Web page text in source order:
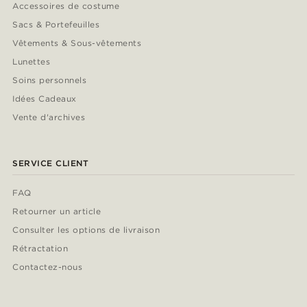
Accessoires de costume
Sacs & Portefeuilles
Vêtements & Sous-vêtements
Lunettes
Soins personnels
Idées Cadeaux
Vente d'archives
SERVICE CLIENT
FAQ
Retourner un article
Consulter les options de livraison
Rétractation
Contactez-nous